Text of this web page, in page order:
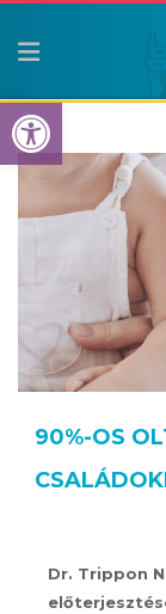
90%-OS
Dr. Trippon